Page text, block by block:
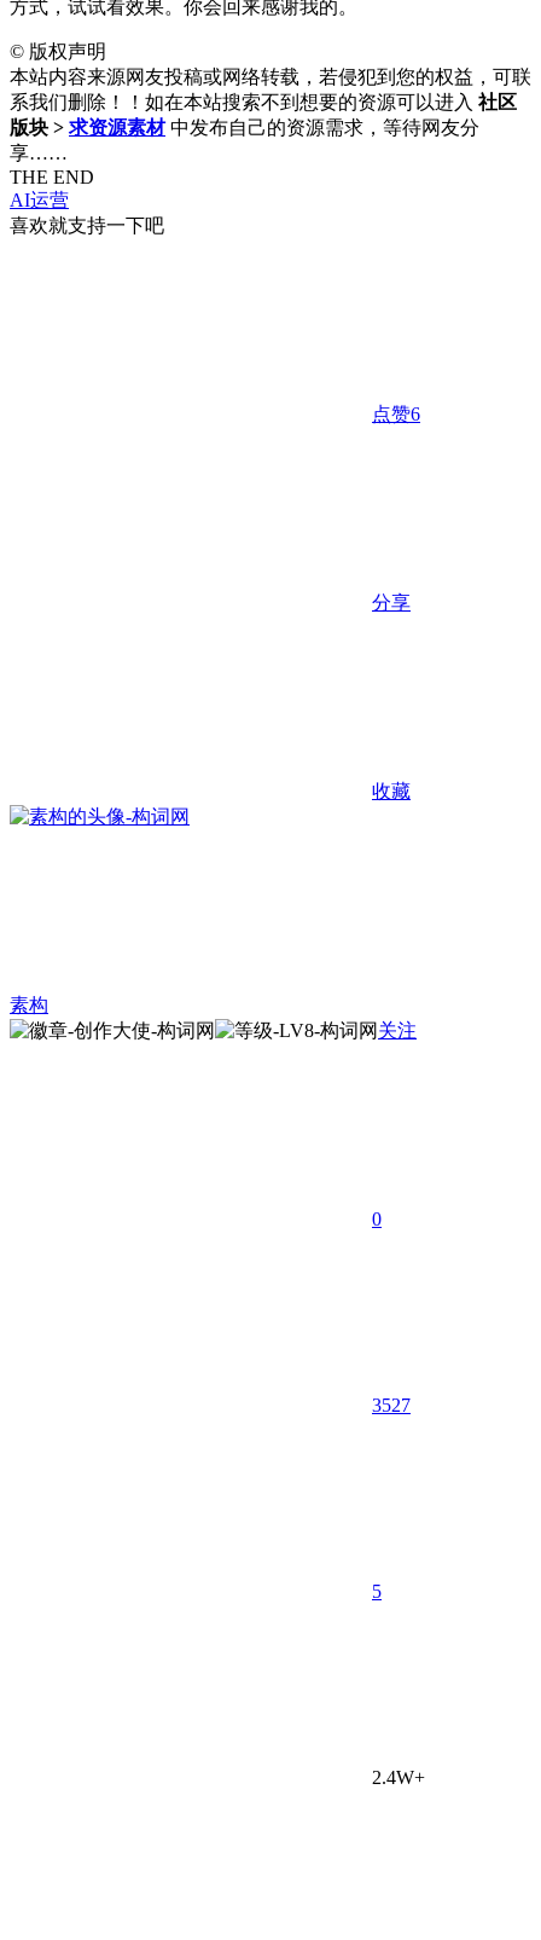
方式，试试看效果。你会回来感谢我的。
© 版权声明
本站内容来源网友投稿或网络转载，若侵犯到您的权益，可联
系我们删除！！如在本站搜索不到想要的资源可以进入 社区
版块 > 求资源素材 中发布自己的资源需求，等待网友分
享……
THE END
AI运营
喜欢就支持一下吧
点赞6
分享
收藏
素构
关注
0
3527
5
2.4W+